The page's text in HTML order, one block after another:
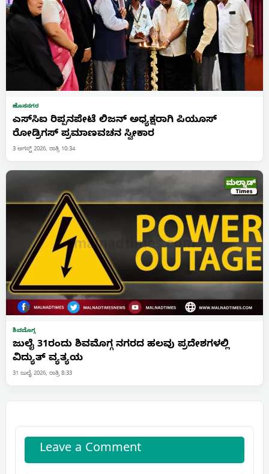
ಹೊಸನಗರ
ಎಸ್‌ಸಿಐ ರಿಪ್ಪನಪೇಟೆ ಲಿಜನ್ ಅಧ್ಯಕ್ಷರಾಗಿ ಪಿಯೂಸ್
ರೋಡ್ರಿಗಸ್ ಪ್ರಮಾಣವಚನ ಸ್ವೀಕಾರ
3 ಆಗಸ್ಟ್ 2026, ರಾತ್ರಿ 10:34
ಶಿವಮೊಗ್ಗ
ಜುಲೈ 31ರಂದು ಶಿವಮೊಗ್ಗ ನಗರದ ಹಲವು ಪ್ರದೇಶಗಳಲ್ಲಿ
ವಿದ್ಯುತ್ ವ್ಯತ್ಯಯ
31 ಜುಲೈ 2026, ರಾತ್ರಿ 8:33
Leave a Comment